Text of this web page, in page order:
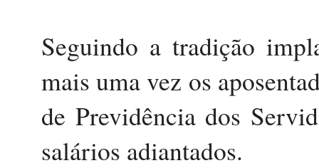
Seguindo a tradição
mais uma vez os
de Previdência dos
salários adiantados.